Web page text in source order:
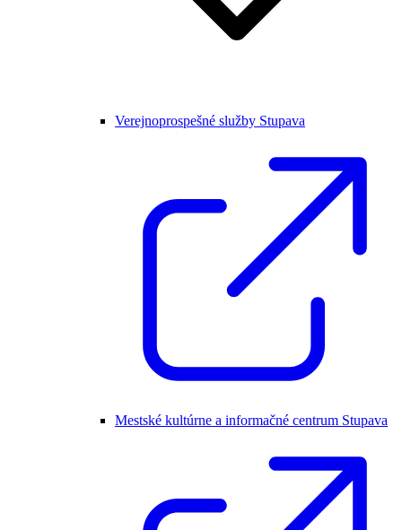
Verejnoprospešné služby Stupava
Mestské kultúrne a informačné centrum Stupava